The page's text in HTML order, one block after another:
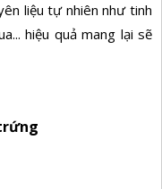
liệu tự nhiên như tinh
hiệu quả mang lại sẽ